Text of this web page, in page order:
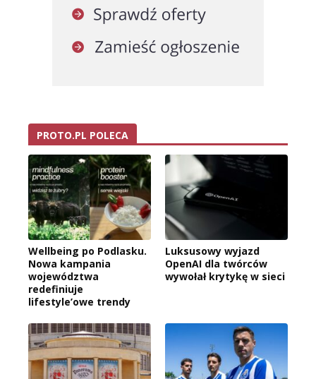
PROTO.PL POLECA
Wellbeing po Podlasku.
Nowa kampania
województwa
redefiniuje
lifestyle’owe trendy
Luksusowy wyjazd
OpenAI dla twórców
wywołał krytykę w sieci